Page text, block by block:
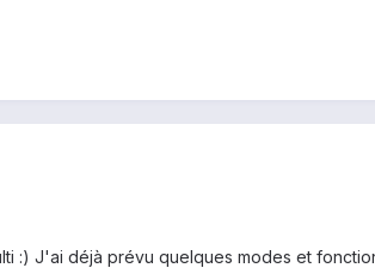
:) J'ai déjà prévu quelques modes et